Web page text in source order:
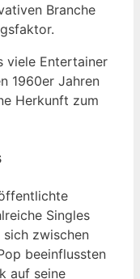
Branche
viele Entertainer
1960er Jahren
Herkunft zum
Singles
sich zwischen
beeinflussten
auf seine